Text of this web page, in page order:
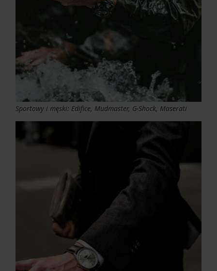
Sportowy i męski: Edifice, Mudmaster, G-Shock, Maserati